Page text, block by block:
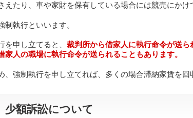
えたり、車や家財を保有している場合には競売にかけ
制執行といいます。
を申し立てると、 裁判所から借家人に執行命令が送
家人の職場に執行命令が送られることもあります。
、強制執行を申し立てれば、多くの場合滞納家賃を回
少額訴訟について